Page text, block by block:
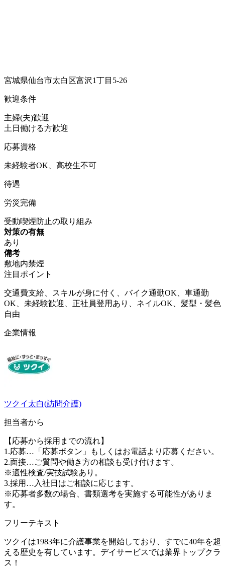
宮城県仙台市太白区富沢1丁目5-26
歓迎条件
主婦(夫)歓迎
土日働ける方歓迎
応募資格
未経験者OK、高校生不可
待遇
労災完備
受動喫煙防止の取り組み
対策の有無
あり
備考
敷地内禁煙
注目ポイント
交通費支給、スキルが身に付く、バイク通勤OK、車通勤
OK、未経験歓迎、正社員登用あり、ネイルOK、髪型・髪色
自由
企業情報
ツクイ太白(訪問介護)
担当者から
【応募から採用までの流れ】
1.応募…「応募ボタン」もしくはお電話より応募ください。
2.面接…ご質問や働き方の相談も受け付けます。
※適性検査/実技試験あり。
3.採用…入社日はご相談に応じます。
※応募者多数の場合、書類選考を実施する可能性がありま
す。
フリーテキスト
ツクイは1983年に介護事業を開始しており、すでに40年を超
える歴史を有しています。デイサービスでは業界トップクラ
ス！